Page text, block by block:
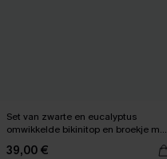
Set van zwarte en eucalyptus
omwikkelde bikinitop en broekje met
39,00 €